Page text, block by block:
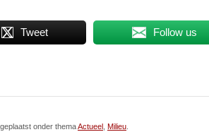
Tweet Follow us
onder themaActueel Milieu